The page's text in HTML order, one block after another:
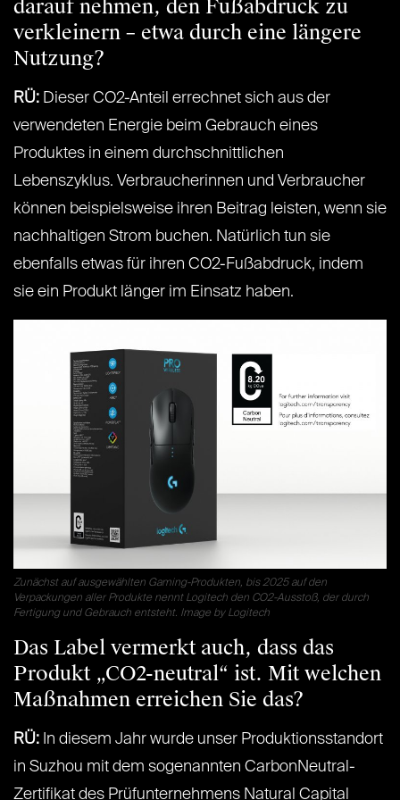
darauf nehmen, den Fußabdruck zu
verkleinern – etwa durch eine längere
Nutzung?
RÜ: Dieser CO2-Anteil errechnet sich aus der
verwendeten Energie beim Gebrauch eines
Produktes in einem durchschnittlichen
Lebenszyklus. Verbraucherinnen und Verbraucher
können beispielsweise ihren Beitrag leisten, wenn sie
nachhaltigen Strom buchen. Natürlich tun sie
ebenfalls etwas für ihren CO2-Fußabdruck, indem
sie ein Produkt länger im Einsatz haben.
Zunächst auf ausgewählten Gaming-Produkten, bis 2025 auf den
Verpackungen aller Produkte nennt Logitech den CO2-Ausstoß, der durch
Fertigung und Gebrauch entsteht. Image by Logitech
Das Label vermerkt auch, dass das
Produkt „CO2-neutral“ ist. Mit welchen
Maßnahmen erreichen Sie das?
RÜ: In diesem Jahr wurde unser Produktionsstandort
in Suzhou mit dem sogenannten CarbonNeutral-
Zertifikat des Prüfunternehmens Natural Capital